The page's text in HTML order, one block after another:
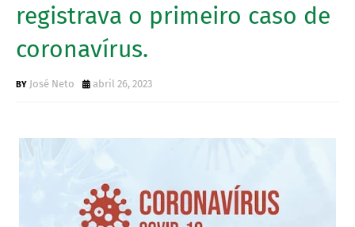
registrava o primeiro caso de
coronavírus.
José Neto abril 26, 2023